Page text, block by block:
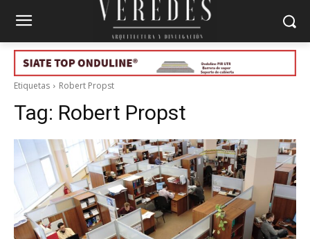
Etiquetas Robert Propst
Tag: Robert Propst